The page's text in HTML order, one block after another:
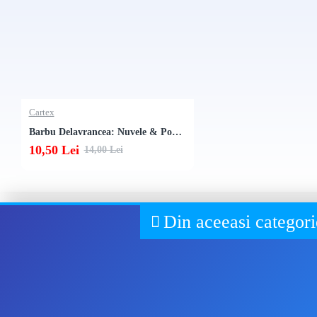
Cartex
Barbu Delavrancea: Nuvele & Povestiri
10,50 Lei 14,00 Lei
Din aceeasi